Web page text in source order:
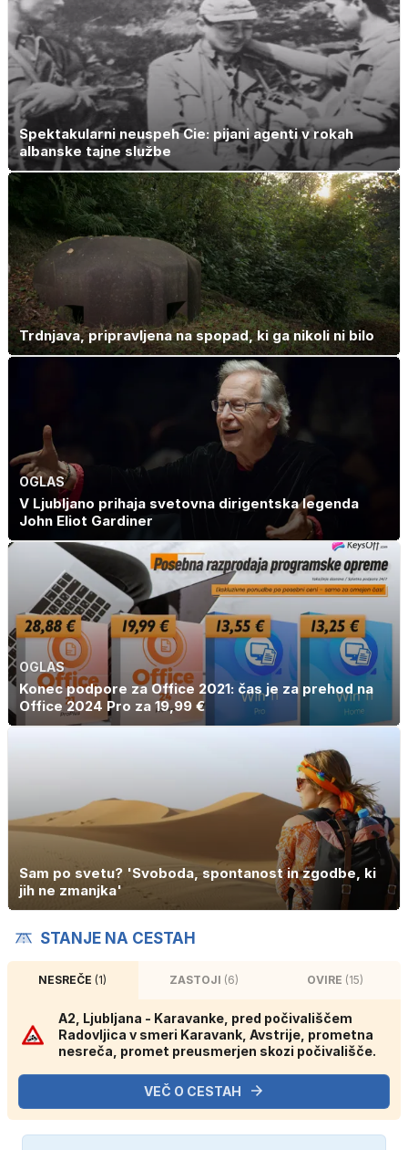
Spektakularni neuspeh Cie: pijani agenti v rokah
albanske tajne službe
Trdnjava, pripravljena na spopad, ki ga nikoli ni bilo
OGLAS
V Ljubljano prihaja svetovna dirigentska legenda
John Eliot Gardiner
OGLAS
Konec podpore za Office 2021: čas je za prehod na
Office 2024 Pro za 19,99 €
Sam po svetu? 'Svoboda, spontanost in zgodbe, ki
jih ne zmanjka'
STANJE NA CESTAH
NESREČE(1) ZASTOJI (6) OVIRE (15)
A2, Ljubljana - Karavanke, pred počivališčem
Radovljica v smeri Karavank, Avstrije, prometna
nesreča, promet preusmerjen skozi počivališče.
VEČ O CESTAH